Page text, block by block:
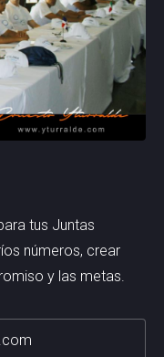
tus Juntas
números, crear
y las metas.